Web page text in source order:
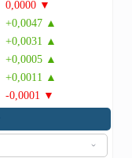
0,0000 ▼
+0,0047 ▲
+0,0031 ▲
+0,0005 ▲
+0,0011 ▲
-0,0001 ▼